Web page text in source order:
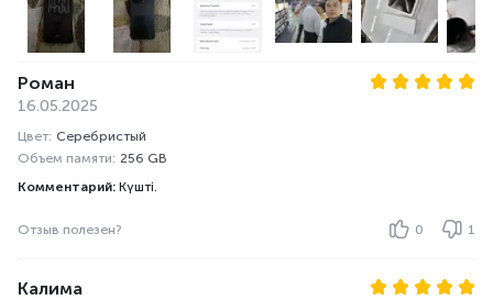
Роман
16.05.2025
Цвет: Серебристый
Объем памяти: 256 GB
Комментарий: Күшті.
Отзыв полезен? 0 1
Калима